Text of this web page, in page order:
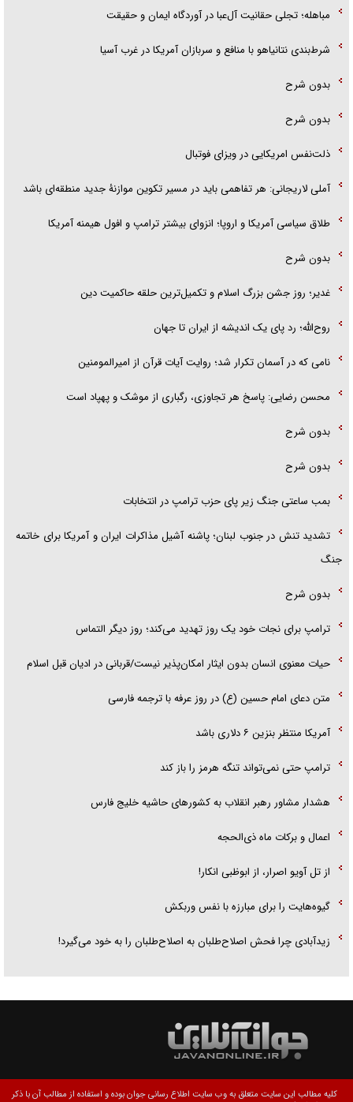
مباهله؛ تجلی حقانیت آل‌عبا در آوردگاه ایمان و حقیقت
شرط‌بندی نتانیاهو با منافع و سربازان آمریکا در غرب آسیا
بدون شرح
بدون شرح
ذلت‌نفس امریکایی در ویزای فوتبال
آملی لاریجانی: هر تفاهمی باید در مسیر تکوین موازنۀ جدید منطقه‌ای باشد
طلاق سیاسی آمریکا و اروپا؛ انزوای بیشتر ترامپ و افول هیمنه آمریکا
بدون شرح
غدیر؛ روز جشن بزرگ اسلام و تکمیل‌ترین حلقه حاکمیت دین
روح‌الله؛ رد پای یک اندیشه از ایران تا جهان
نامی که در آسمان تکرار شد؛ روایت آیات قرآن از امیرالمومنین
محسن رضایی: پاسخ هر تجاوزی، رگباری از موشک و پهپاد است
بدون شرح
بدون شرح
بمب ساعتی جنگ زیر پای حزب ترام‍پ در انتخابات
تشدید تنش در جنوب لبنان؛ پاشنه آشیل مذاکرات ایران و آمریکا برای خاتمه
جنگ
بدون شرح
ترامپ برای نجات خود یک روز تهدید می‌کند؛ روز دیگر التماس
حیات معنوی انسان بدون ایثار امکان‌پذیر نیست/قربانی در ادیان قبل اسلام
متن دعای امام حسین (ع) در روز عرفه با ترجمه فارسی
آمریکا منتظر بنزین ۶ دلاری باشد
ترامپ حتی نمی‌تواند تنگه هرمز را باز کند
هشدار مشاور رهبر انقلاب به کشور‌های حاشیه خلیج فارس
اعمال و برکات ماه ذی‌الحجه
از تل آویو اصرار، از ابوظبی انکار!
گیوه‌هایت را برای مبارزه با نفس وربکش
زیدآبادی چرا فحش اصلاح‌طلبان به اصلاح‌طلبان را به خود می‌گیرد!
کلیه مطالب این سایت متعلق به وب سایت اطلاع رسانی جوان بوده و استفاده از مطالب آن با ذکر